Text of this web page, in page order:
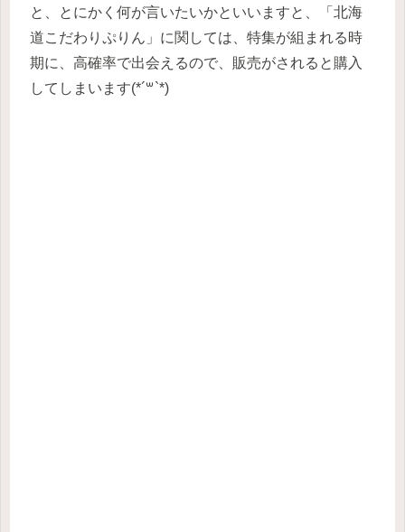
と、とにかく何が言いたいかといいますと、「北海
道こだわりぷりん」に関しては、特集が組まれる時
期に、高確率で出会えるので、販売がされると購入
してしまいます(*´꒳`*)